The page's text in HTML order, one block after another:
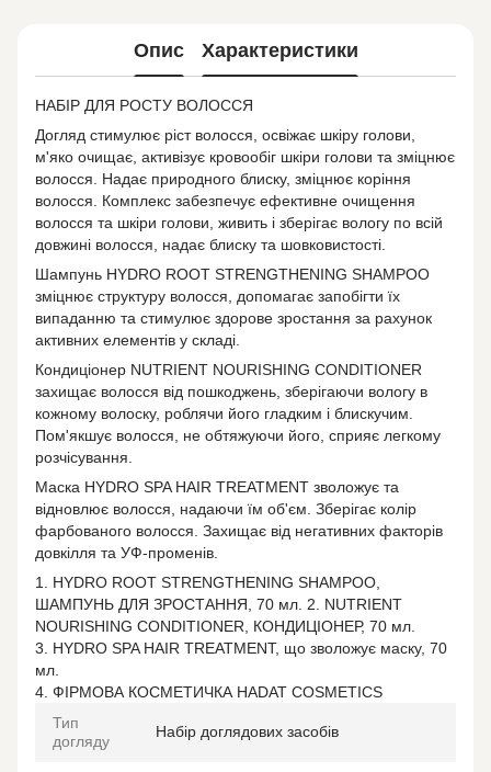
Опис Характеристики
НАБІР ДЛЯ РОСТУ ВОЛОССЯ
Догляд стимулює ріст волосся, освіжає шкіру голови,
м'яко очищає, активізує кровообіг шкіри голови та зміцнює
волосся. Надає природного блиску, зміцнює коріння
волосся. Комплекс забезпечує ефективне очищення
волосся та шкіри голови, живить і зберігає вологу по всій
довжині волосся, надає блиску та шовковистості.
Шампунь HYDRO ROOT STRENGTHENING SHAMPOO
зміцнює структуру волосся, допомагає запобігти їх
випаданню та стимулює здорове зростання за рахунок
активних елементів у складі.
Кондиціонер NUTRIENT NOURISHING CONDITIONER
захищає волосся від пошкоджень, зберігаючи вологу в
кожному волоску, роблячи його гладким і блискучим.
Пом'якшує волосся, не обтяжуючи його, сприяє легкому
розчісування.
Маска HYDRO SPA HAIR TREATMENT зволожує та
відновлює волосся, надаючи їм об'єм. Зберігає колір
фарбованого волосся. Захищає від негативних факторів
довкілля та УФ-променів.
1. HYDRO ROOT STRENGTHENING SHAMPOO,
ШАМПУНЬ ДЛЯ ЗРОСТАННЯ, 70 мл. 2. NUTRIENT
NOURISHING CONDITIONER, КОНДИЦІОНЕР, 70 мл.
3. HYDRO SPA HAIR TREATMENT, що зволожує маску, 70
мл.
4. ФІРМОВА КОСМЕТИЧКА HADAT COSMETICS
Тип
догляду
Набір доглядових засобів